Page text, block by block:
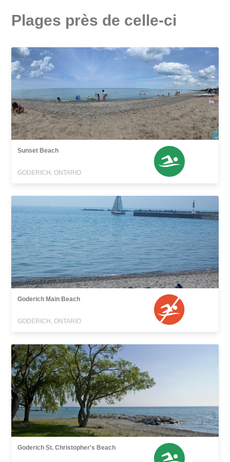
Plages près de celle-ci
Sunset Beach
GODERICH, ONTARIO
Goderich Main Beach
GODERICH, ONTARIO
Goderich St. Christopher's Beach